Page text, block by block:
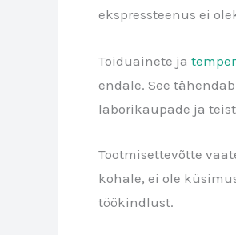
ekspressteenus ei
Toiduainete ja
endale. See
laborikaupade ja
Tootmisettevõtte
kohale, ei ole
töökindlust.